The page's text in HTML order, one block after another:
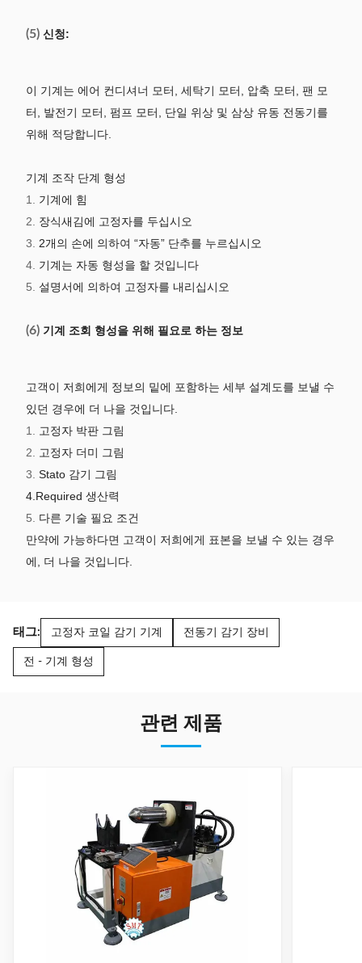
(5) 신청:
이 기계는 에어 컨디셔너 모터, 세탁기 모터, 압축 모터, 팬 모
터, 발전기 모터, 펌프 모터, 단일 위상 및 삼상 유동 전동기를
위해 적당합니다.
기계 조작 단계 형성
1. 기계에 힘
2. 장식새김에 고정자를 두십시오
3. 2개의 손에 의하여 “자동” 단추를 누르십시오
4. 기계는 자동 형성을 할 것입니다
5. 설명서에 의하여 고정자를 내리십시오
(6) 기계 조회 형성을 위해 필요로 하는 정보
고객이 저희에게 정보의 밑에 포함하는 세부 설계도를 보낼 수
있던 경우에 더 나을 것입니다.
1.
고정자 박판 그림
2.
고정자 더미 그림
3. Stato 감기 그림
4.Required 생산력
5. 다른 기술 필요 조건
만약에 가능하다면 고객이 저희에게 표본을 보낼 수 있는 경우
에, 더 나을 것입니다.
태그: 고정자 코일 감기 기계 전동기 감기 장비
전 - 기계 형성
관련 제품